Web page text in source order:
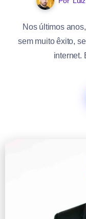
Nos últimos
sem muito êxito,
internet.